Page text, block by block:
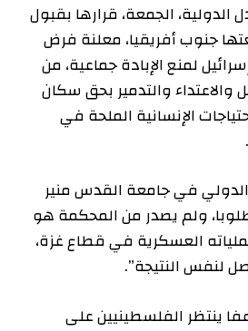
الجمعة، قرارها بقبول
جنوب أفريقيا، معلنة فرض
لمنع الإبادة جماعية، من
والاعتداء والتدمير بحق سكان
الإنسانية الملحة في
في جامعة القدس منير
ولم يصدر من المحكمة هو
العسكرية في قطاع غزة،
لنفس النتيجة”.
ينتظر الفلسطينيين على